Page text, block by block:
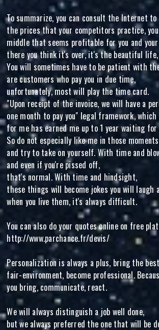
To summarize, you can consult the Internet
the prices that your competitors practice,
middle that seems profitable for you and
there you think it's over, it's the beautiful life,
You will sometimes have to be patient with
are customers who pay you in due time,
unfortunately, most will play the time card.
"Upon receipt of the invoice, we will have a
one month to pay you" legal framework, which
for me has earned me up to 1 year waiting
So do not especially like me in those
and try to take on yourself. With time and
and even if you're pissed off,
that's normal. With time and hindsight,
these things will become jokes you will laugh
when you live them, it's always difficult.
You can also do your quotes online on free
http://www.parchance.fr/devis/
Personalization is always a plus, bring the
fair-environment, become professional.
you bring, communicate, react.
We will always distinguish a job well done,
but we always preferred the one that will be